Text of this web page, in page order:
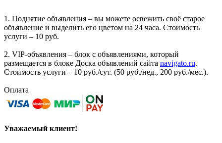
1. Поднятие объявления – вы можете освежить своё старое
объявление и выделить его цветом на 24 часа. Стоимость
услуги – 10 руб.
2. VIP-объявления – блок с объявлениями, который
размещается в блоке Доска объявлений сайта navigato.ru.
Стоимость услуги – 10 руб./сут. (50 руб./нед., 200 руб./мес.).
Оплата
Уважаемый клиент!